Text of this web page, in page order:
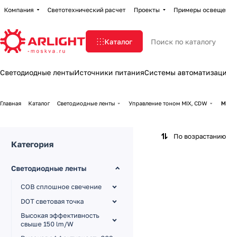
Компания Светотехнический расчет Проекты Примеры
Каталог
Светодиодные лентыИсточники питанияСистемы
Главная Каталог Светодиодные ленты Управление тоном MIX, CDW
По
Категория
Светодиодные ленты
COB сплошное свечение
DOT световая точка
Высокая эффективность
свыше 150 lm/W